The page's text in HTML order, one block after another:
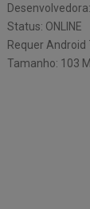
Status: ONLINE
Requer Android
Tamanho: 103